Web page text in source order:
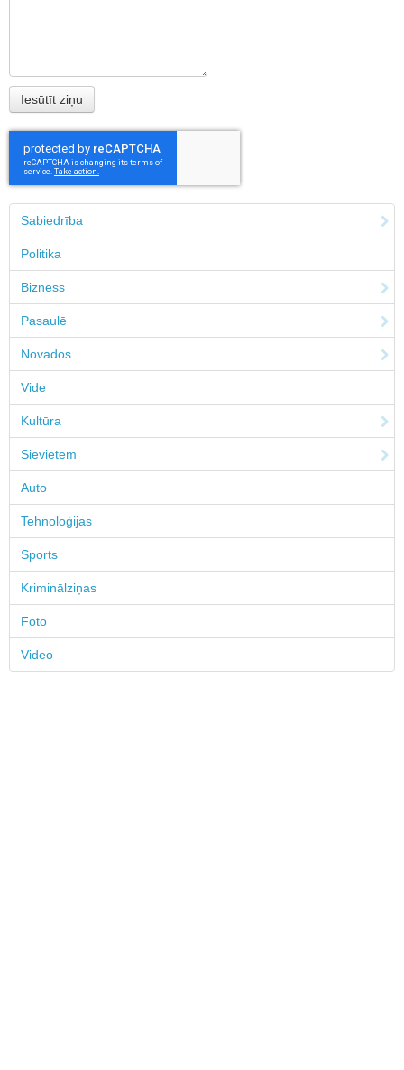
Sabiedrība
Politika
Bizness
Pasaulē
Novados
Vide
Kultūra
Sievietēm
Auto
Tehnoloģijas
Sports
Kriminālziņas
Foto
Video